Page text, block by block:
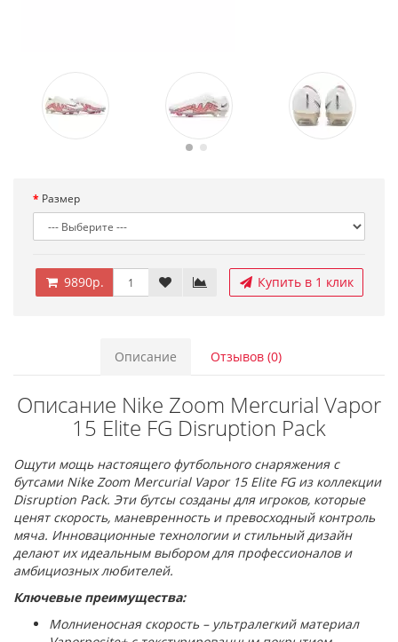
Размер
9890р. Купить в 1 клик
Описание Отзывов (0)
Описание Nike Zoom Mercurial Vapor
15 Elite FG Disruption Pack
Ощути мощь настоящего футбольного снаряжения с
бутсами Nike Zoom Mercurial Vapor 15 Elite FG из коллекции
Disruption Pack. Эти бутсы созданы для игроков, которые
ценят скорость, маневренность и превосходный контроль
мяча. Инновационные технологии и стильный дизайн
делают их идеальным выбором для профессионалов и
амбициозных любителей.
Ключевые преимущества:
Молниеносная скорость – ультралегкий материал